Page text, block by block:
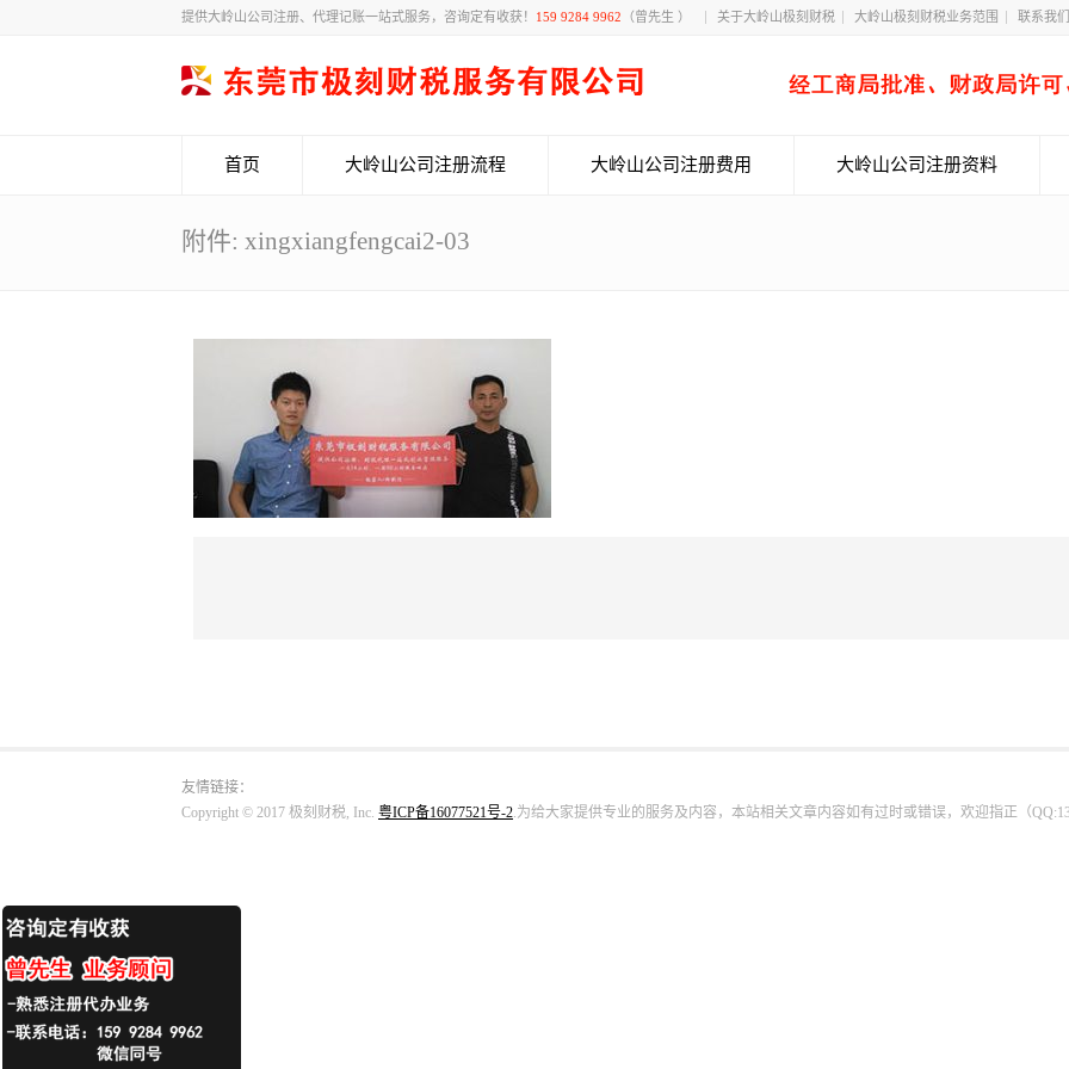
提供大岭山公司注册、代理记账一站式服务，咨询定有收获！ 159 9284 9962 （曾先生 ） 关于大岭山极刻财税 大岭山极刻财税业务范围 联系我们
首页 大岭山公司注册流程 大岭山公司注册费用 大岭山公司注册资料
附件: xingxiangfengcai2-03
友情链接：
Copyright © 2017 极刻财税, Inc. 粤ICP备16077521号-2.为给大家提供专业的服务及内容，本站相关文章内容如有过时或错误，欢迎指正（